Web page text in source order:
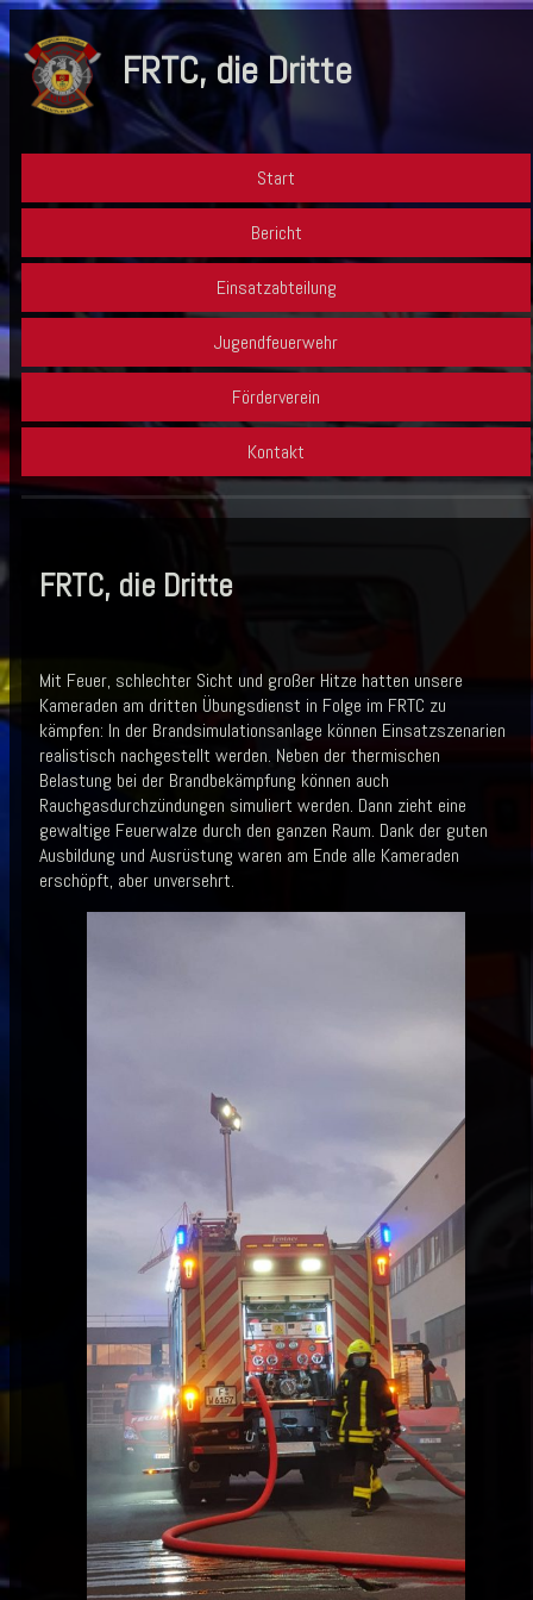
FRTC, die Dritte
Start
Bericht
Einsatzabteilung
Jugendfeuerwehr
Förderverein
Kontakt
FRTC, die Dritte
Mit Feuer, schlechter Sicht und großer Hitze hatten unsere
Kameraden am dritten Übungsdienst in Folge im FRTC zu
kämpfen: In der Brandsimulationsanlage können Einsatzszenarien
realistisch nachgestellt werden. Neben der thermischen
Belastung bei der Brandbekämpfung können auch
Rauchgasdurchzündungen simuliert werden. Dann zieht eine
gewaltige Feuerwalze durch den ganzen Raum. Dank der guten
Ausbildung und Ausrüstung waren am Ende alle Kameraden
erschöpft, aber unversehrt.